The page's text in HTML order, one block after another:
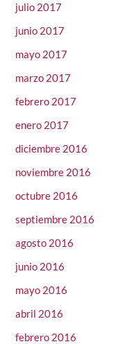
julio 2017
junio 2017
mayo 2017
marzo 2017
febrero 2017
enero 2017
diciembre 2016
noviembre 2016
octubre 2016
septiembre 2016
agosto 2016
junio 2016
mayo 2016
abril 2016
febrero 2016